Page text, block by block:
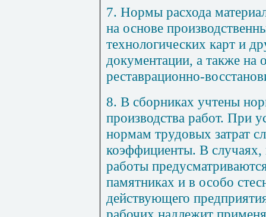
7. Нормы расхода
на основе
технологических карт и
документации, а также на
реставрационно-восст
8. В сборниках учтены
производства работ. При
нормам трудовых затрат
коэффициенты. В случаях,
работы
памятниках и в особо
действующего
рабочих надлежит